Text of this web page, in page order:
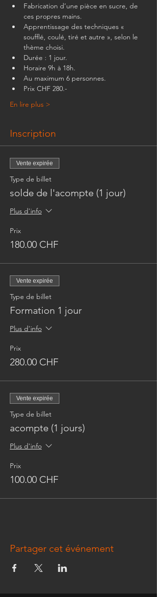
Fabrication d’une pièce en sucre, de
ces propres mains.
Apprentissage des techniques «
soufflé, coulé, tiré et autre », selon le
thème choisi.
Durée : 1 jour.
Horaire 9h à 18h.
Au maximum 6 personnes.
Prix CHF 280.-
En lire plus >
Inscription
Vente expirée
Type de billet
solde de l'acompte (1 jour)
Plus d'info
Prix
180.00 CHF
Vente expirée
Type de billet
Formation 1 jour
Plus d'info
Prix
280.00 CHF
Vente expirée
Type de billet
acompte (1 jours)
Plus d'info
Prix
100.00 CHF
Partager cet événement